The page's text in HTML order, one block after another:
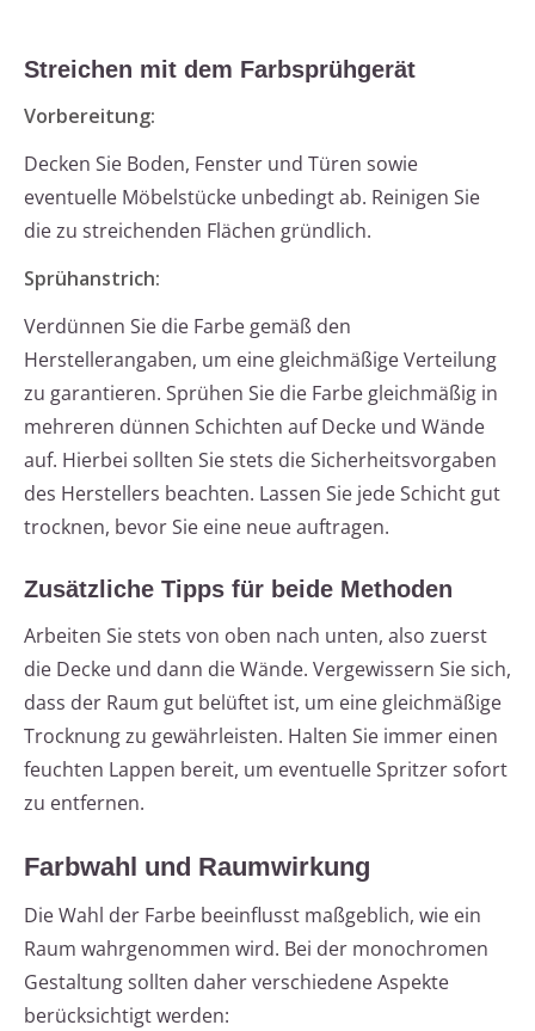
Streichen mit dem Farbsprühgerät
Vorbereitung:
Decken Sie Boden, Fenster und Türen sowie
eventuelle Möbelstücke unbedingt ab. Reinigen Sie
die zu streichenden Flächen gründlich.
Sprühanstrich:
Verdünnen Sie die Farbe gemäß den
Herstellerangaben, um eine gleichmäßige Verteilung
zu garantieren. Sprühen Sie die Farbe gleichmäßig in
mehreren dünnen Schichten auf Decke und Wände
auf. Hierbei sollten Sie stets die Sicherheitsvorgaben
des Herstellers beachten. Lassen Sie jede Schicht gut
trocknen, bevor Sie eine neue auftragen.
Zusätzliche Tipps für beide Methoden
Arbeiten Sie stets von oben nach unten, also zuerst
die Decke und dann die Wände. Vergewissern Sie sich,
dass der Raum gut belüftet ist, um eine gleichmäßige
Trocknung zu gewährleisten. Halten Sie immer einen
feuchten Lappen bereit, um eventuelle Spritzer sofort
zu entfernen.
Farbwahl und Raumwirkung
Die Wahl der Farbe beeinflusst maßgeblich, wie ein
Raum wahrgenommen wird. Bei der monochromen
Gestaltung sollten daher verschiedene Aspekte
berücksichtigt werden: